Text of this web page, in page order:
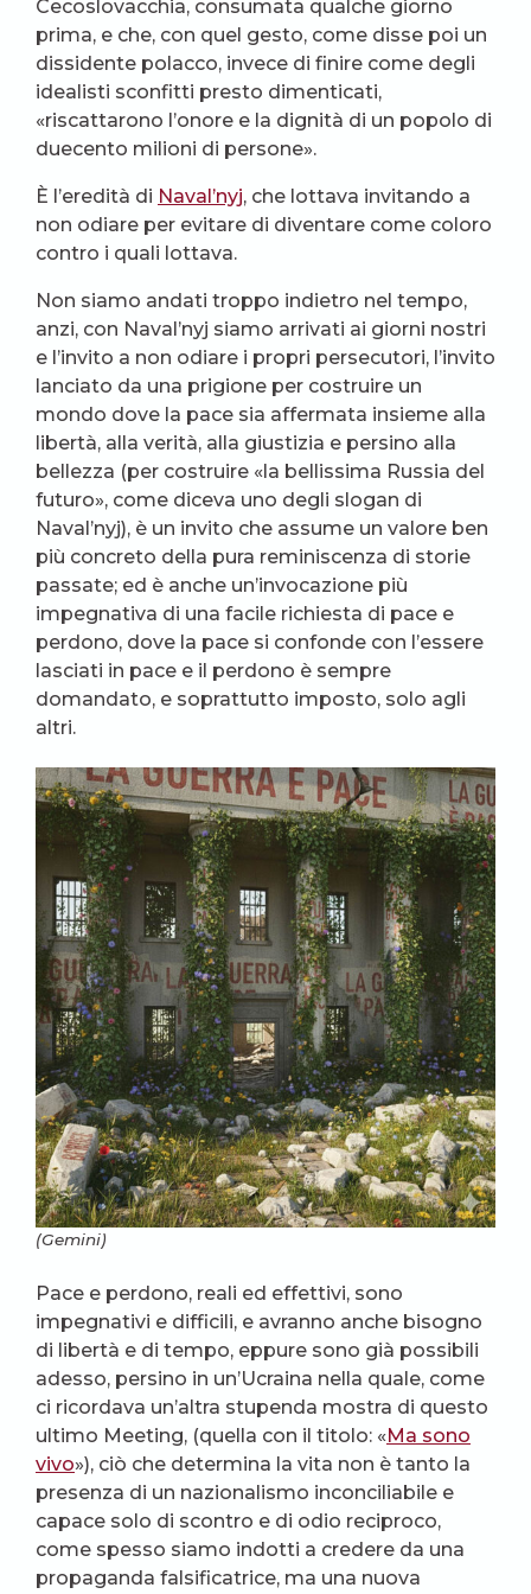
Cecoslovacchia, consumata qualche giorno
prima, e che, con quel gesto, come disse poi un
dissidente polacco, invece di finire come degli
idealisti sconfitti presto dimenticati,
«riscattarono l’onore e la dignità di un popolo di
duecento milioni di persone».
È l’eredità di Naval’nyj, che lottava invitando a
non odiare per evitare di diventare come coloro
contro i quali lottava.
Non siamo andati troppo indietro nel tempo,
anzi, con Naval’nyj siamo arrivati ai giorni nostri
e l’invito a non odiare i propri persecutori, l’invito
lanciato da una prigione per costruire un
mondo dove la pace sia affermata insieme alla
libertà, alla verità, alla giustizia e persino alla
bellezza (per costruire «la bellissima Russia del
futuro», come diceva uno degli slogan di
Naval’nyj), è un invito che assume un valore ben
più concreto della pura reminiscenza di storie
passate; ed è anche un’invocazione più
impegnativa di una facile richiesta di pace e
perdono, dove la pace si confonde con l’essere
lasciati in pace e il perdono è sempre
domandato, e soprattutto imposto, solo agli
altri.
(Gemini)
Pace e perdono, reali ed effettivi, sono
impegnativi e difficili, e avranno anche bisogno
di libertà e di tempo, eppure sono già possibili
adesso, persino in un’Ucraina nella quale, come
ci ricordava un’altra stupenda mostra di questo
ultimo Meeting, (quella con il titolo: «Ma sono
vivo»), ciò che determina la vita non è tanto la
presenza di un nazionalismo inconciliabile e
capace solo di scontro e di odio reciproco,
come spesso siamo indotti a credere da una
propaganda falsificatrice, ma una nuova